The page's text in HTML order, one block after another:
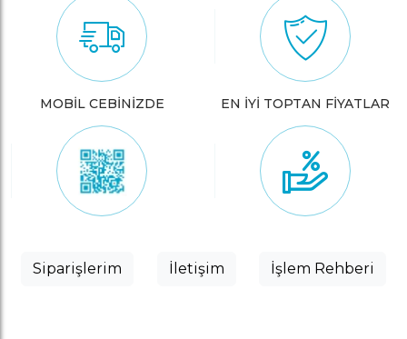
MOBİL CEBİNİZDE EN İYİ TOPTAN FİYATLAR
Siparişlerim İletişim İşlem Rehberi